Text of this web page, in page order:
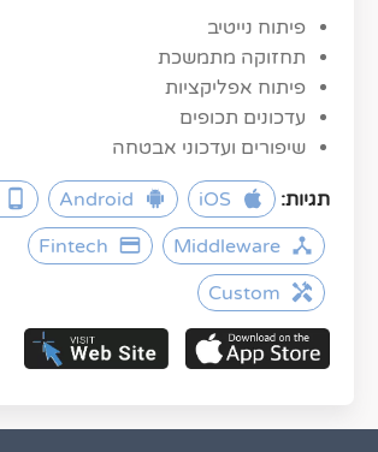
פיתוח נייטיב
תחזוקה מתמשכת
פיתוח אפליקציות
עדכונים תכופים
שיפורים ועדכוני אבטחה
תגיות: